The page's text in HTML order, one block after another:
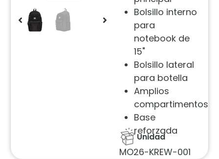
Bolsillo interno
para
notebook de
15"
Bolsillo lateral
para botella
Amplios
compartimentos
Base
reforzada
Unidad
MO26-KREW-001